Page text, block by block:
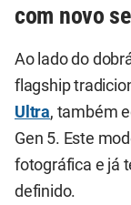
com novo
Ao lado do
flagship
Ultra, também
Gen 5. Este
fotográfica e já
definido.